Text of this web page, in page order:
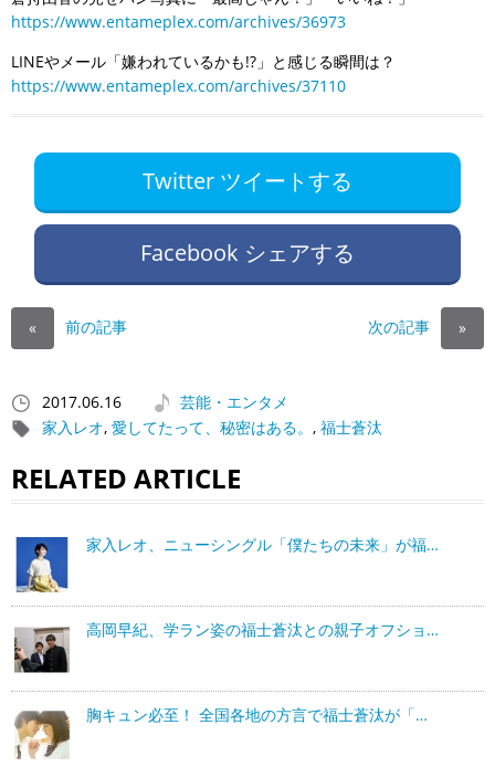
https://www.entameplex.com/archives/36973
LINEやメール「嫌われているかも!?」と感じる瞬間は？
https://www.entameplex.com/archives/37110
Twitter ツイートする
Facebook シェアする
« 前の記事 次の記事 »
2017.06.16
芸能・エンタメ
家入レオ, 愛してたって、秘密はある。 , 福士蒼汰
RELATED ARTICLE
家入レオ、ニューシングル「僕たちの未来」が福…
高岡早紀、学ラン姿の福士蒼汰との親子オフショ…
胸キュン必至！ 全国各地の方言で福士蒼汰が「…